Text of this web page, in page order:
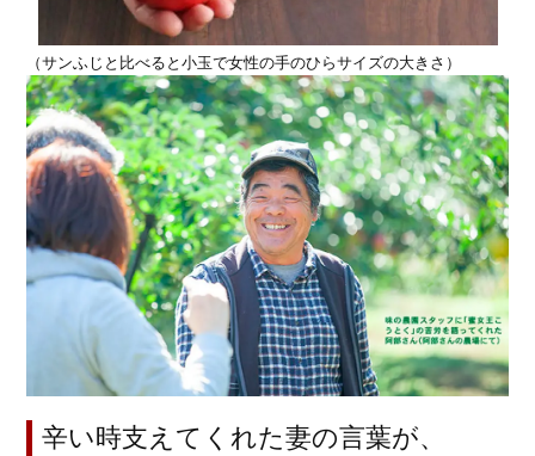
（サンふじと比べると小玉で女性の手のひらサイズの大きさ）
辛い時支えてくれた妻の言葉が、